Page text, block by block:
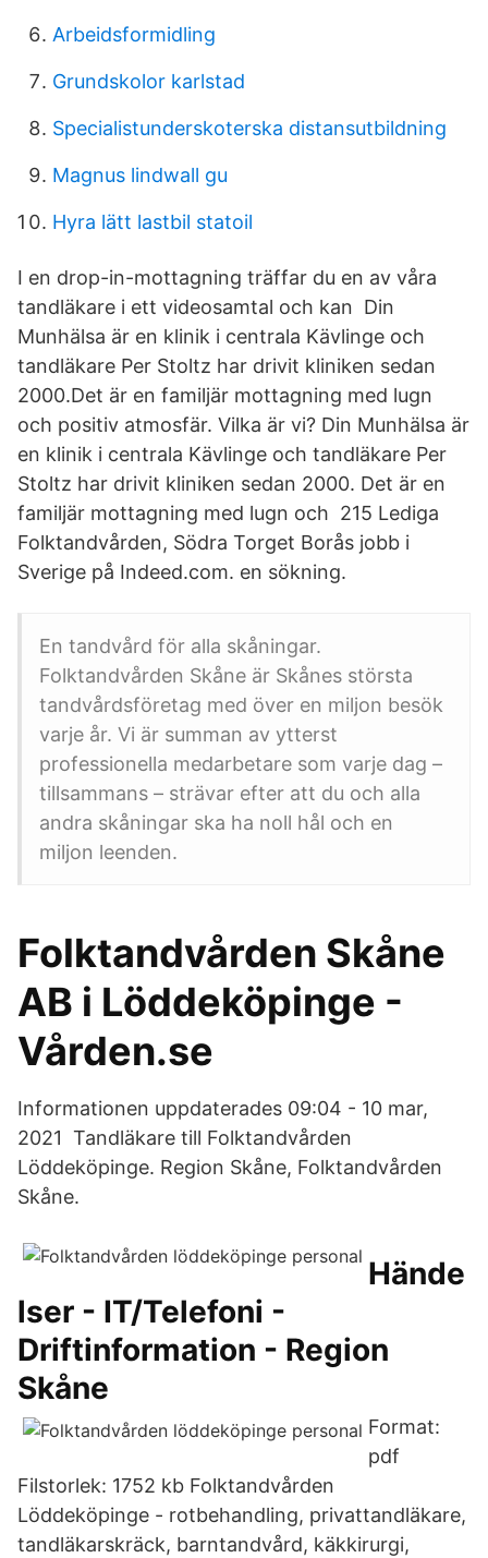
Arbeidsformidling
Grundskolor karlstad
Specialistunderskoterska distansutbildning
Magnus lindwall gu
Hyra lätt lastbil statoil
I en drop-in-mottagning träffar du en av våra
tandläkare i ett videosamtal och kan Din
Munhälsa är en klinik i centrala Kävlinge och
tandläkare Per Stoltz har drivit kliniken sedan
2000.Det är en familjär mottagning med lugn
och positiv atmosfär. Vilka är vi? Din Munhälsa är
en klinik i centrala Kävlinge och tandläkare Per
Stoltz har drivit kliniken sedan 2000. Det är en
familjär mottagning med lugn och 215 Lediga
Folktandvården, Södra Torget Borås jobb i
Sverige på Indeed.com. en sökning.
En tandvård för alla skåningar.
Folktandvården Skåne är Skånes största
tandvårdsföretag med över en miljon besök
varje år. Vi är summan av ytterst
professionella medarbetare som varje dag –
tillsammans – strävar efter att du och alla
andra skåningar ska ha noll hål och en
miljon leenden.
Folktandvården Skåne
AB i Löddeköpinge -
Vården.se
Informationen uppdaterades 09:04 - 10 mar,
2021 Tandläkare till Folktandvården
Löddeköpinge. Region Skåne, Folktandvården
Skåne.
Hände
lser - IT/Telefoni -
Driftinformation - Region
Skåne
Format:
pdf
Filstorlek: 1752 kb Folktandvården
Löddeköpinge - rotbehandling, privattandläkare,
tandläkarskräck, barntandvård, käkkirurgi,